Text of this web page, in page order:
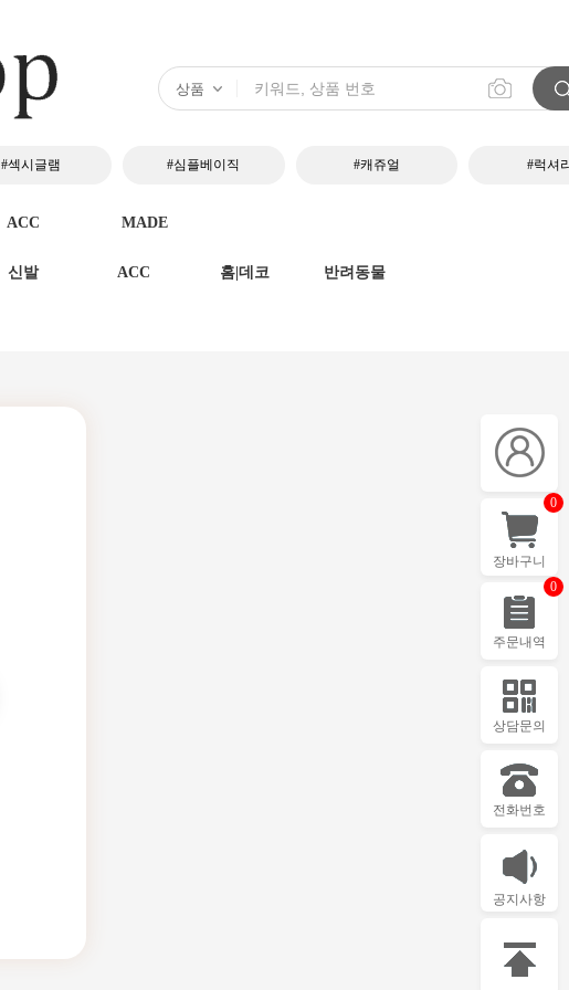
#섹시글램 #심플베이직 #캐쥬얼 #럭셔
ACC MADE
신발 ACC 홈|데코 반려동물
장바구니
0
주문내역
0
상담문의
전화번호
공지사항